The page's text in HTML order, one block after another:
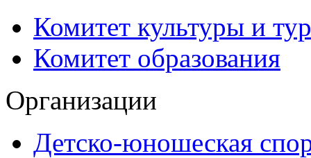
Комитет культуры и
Комитет образования
Организации
Детско-юношеская